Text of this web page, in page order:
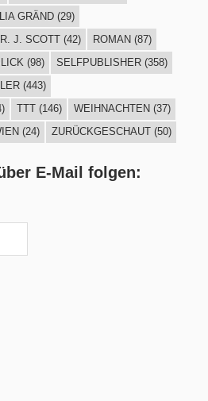
GRÄND(29)
R. J. SCOTT(42) ROMAN(87)
(98) SELFPUBLISHER(358)
(443)
TTT(146) WEIHNACHTEN (37)
(24) ZURÜCKGESCHAUT(50)
E-Mail folgen: